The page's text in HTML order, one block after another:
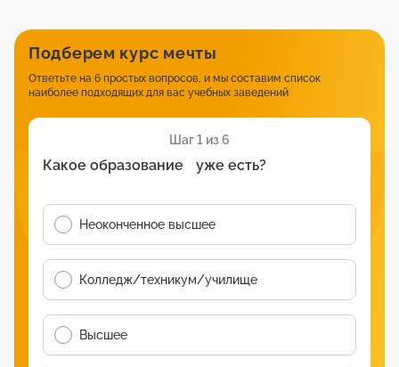
Подберем курс мечты
Ответьте на 6 простых вопросов, и мы составим список
наиболее подходящих для вас учебных заведений
Шаг 1 из 6
Какое образование уже есть?
Неоконченное высшее
Колледж/техникум/училище
Высшее